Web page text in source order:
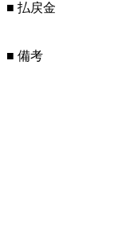
■ 払戻金
■ 備考